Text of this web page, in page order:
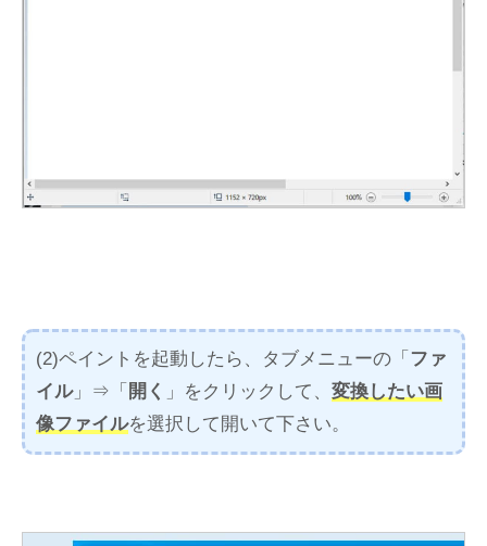
(2)ペイントを起動したら、タブメニューの「 ファ
イル」⇒「 開く 」をクリックして、 変換したい画
像ファイルを選択して開いて下さい。